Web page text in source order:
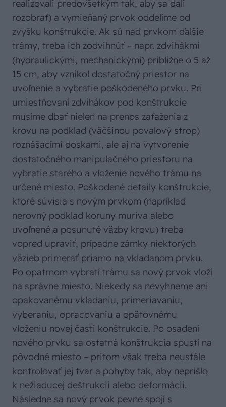
realizovali predovšetkým tak, aby sa dali
rozobrať) a vymieňaný prvok oddelíme od
zvyšku konštrukcie. Ak sú nad prvkom ďalšie
trámy, treba ich zodvihnúť – napr. zdvihákmi
(hydraulickými, mechanickými) približne o 5 až
15 cm, aby vznikol dostatočný priestor na
uvoľnenie a vybratie poškodeného prvku. Pri
umiestňovaní zdvihákov pod konštrukcie
musíme dbať nielen na prenos zaťaženia z
krovu na podklad (väčšinou povalový strop)
roznášacími doskami, ale aj na vytvorenie
dostatočného manipulačného priestoru na
vybratie starého a vloženie nového trámu na
určené miesto. Poškodené detaily konštrukcie,
ktoré súvisia s novým prvkom (napríklad
nerovný podklad koruny muriva alebo
uvoľnené a posunuté väzby krovu) treba
vopred upraviť, prípadne zámky niektorých
väzieb primerať priamo na vkladanom prvku.
Po opatrnom vybratí trámu sa nový prvok vloží
na správne miesto. Niekedy sa nevyhneme ani
opakovanému vkladaniu, primeriavaniu,
vyberaniu, opracovaniu a opätovnému
vloženiu novej časti konštrukcie. Po osadení
nového prvku sa ostatná konštrukcia spustí na
pôvodné miesto – pritom však treba neustále
kontrolovať jej tvar a pohyby tak, aby neprišlo
k nežiaducej deštrukcii alebo deformácii.
Následne sa nový prvok pevne spojí s